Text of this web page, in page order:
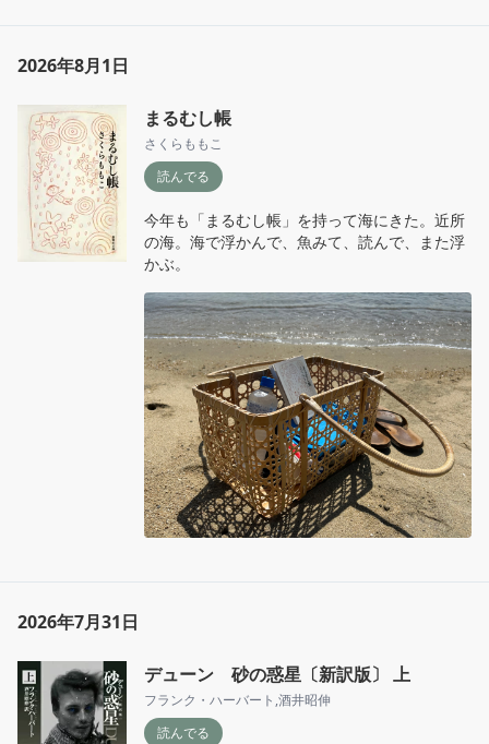
2026年8月1日
まるむし帳
さくらももこ
読んでる
今年も「まるむし帳」を持って海にきた。近所
の海。海で浮かんで、魚みて、読んで、また浮
かぶ。
2026年7月31日
デューン 砂の惑星〔新訳版〕 上
フランク・ハーバート ,酒井昭伸
読んでる